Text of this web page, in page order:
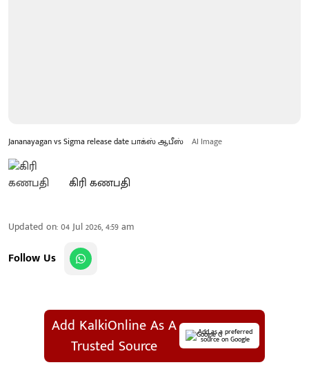
Jananayagan vs Sigma release date பாக்ஸ் ஆபீஸ் AI Image
கிரி கணபதி
Updated on:04 Jul 2026, 4:59 am
Follow Us
Add KalkiOnline As A
Trusted Source
Add as a preferred
source on Google